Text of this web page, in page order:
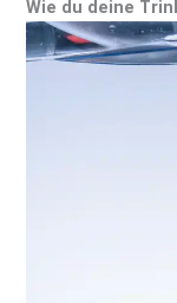
Wie du deine